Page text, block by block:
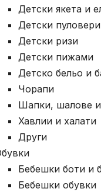
Детски якета и
Детски
Детски ризи
Детски пижами
Детско бельо и
Чорапи
Шапки, шалове
Хавлии и халати
Други
Бебешки боти и
Бебешки обувки